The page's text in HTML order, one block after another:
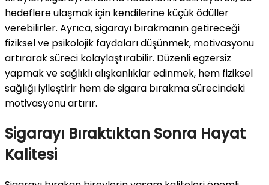
hedeflere ulaşmak için kendilerine küçük ödüller
verebilirler. Ayrıca, sigarayı bırakmanın getireceği
fiziksel ve psikolojik faydaları düşünmek, motivasyonu
artırarak süreci kolaylaştırabilir. Düzenli egzersiz
yapmak ve sağlıklı alışkanlıklar edinmek, hem fiziksel
sağlığı iyileştirir hem de sigara bırakma sürecindeki
motivasyonu artırır.
Sigarayı Bıraktıktan Sonra Hayat
Kalitesi